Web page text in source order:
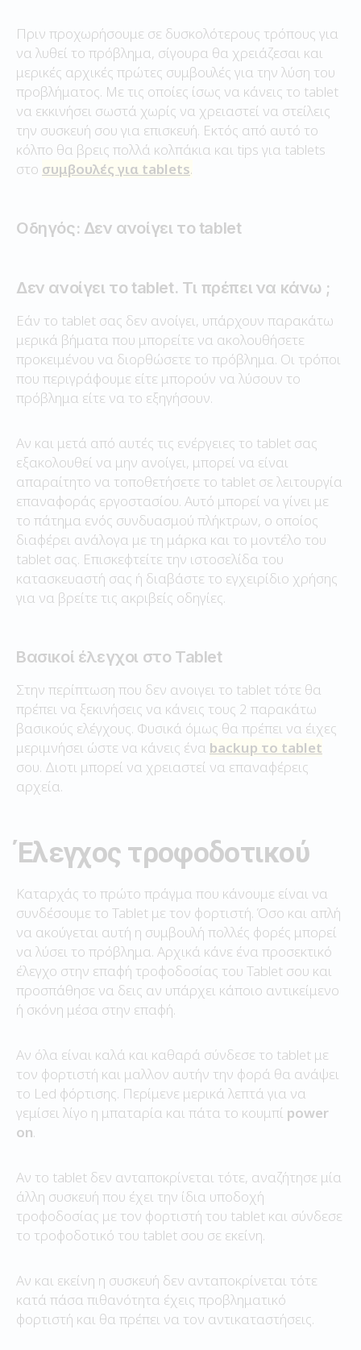
Πριν προχωρήσουμε σε δυσκολότερους τρόπους για
να λυθεί το πρόβλημα, σίγουρα θα χρειάζεσαι και
μερικές αρχικές πρώτες συμβουλές για την λύση του
προβλήματος. Με τις οποίες ίσως να κάνεις το tablet
να εκκινήσει σωστά χωρίς να χρειαστεί να στείλεις
την συσκευή σου για επισκευή. Εκτός από αυτό το
κόλπο θα βρεις πολλά κολπάκια και tips για tablets
στο συμβουλές για tablets.
Οδηγός: Δεν ανοίγει το tablet
Δεν ανοίγει το tablet. Τι πρέπει να κάνω ;
Εάν το tablet σας δεν ανοίγει, υπάρχουν παρακάτω
μερικά βήματα που μπορείτε να ακολουθήσετε
προκειμένου να διορθώσετε το πρόβλημα. Οι τρόποι
που περιγράφουμε είτε μπορούν να λύσουν το
πρόβλημα είτε να το εξηγήσουν.
Αν και μετά από αυτές τις ενέργειες το tablet σας
εξακολουθεί να μην ανοίγει, μπορεί να είναι
απαραίτητο να τοποθετήσετε το tablet σε λειτουργία
επαναφοράς εργοστασίου. Αυτό μπορεί να γίνει με
το πάτημα ενός συνδυασμού πλήκτρων, ο οποίος
διαφέρει ανάλογα με τη μάρκα και το μοντέλο του
tablet σας. Επισκεφτείτε την ιστοσελίδα του
κατασκευαστή σας ή διαβάστε το εγχειρίδιο χρήσης
για να βρείτε τις ακριβείς οδηγίες.
Βασικοί έλεγχοι στο Tablet
Στην περίπτωση που δεν ανοιγει το tablet τότε θα
πρέπει να ξεκινήσεις να κάνεις τους 2 παρακάτω
βασικούς ελέγχους. Φυσικά όμως θα πρέπει να έιχες
μεριμνήσει ώστε να κάνεις ένα backup το tablet
σου. Διοτι μπορεί να χρειαστεί να επαναφέρεις
αρχεία.
Έλεγχος τροφοδοτικού
Καταρχάς το πρώτο πράγμα που κάνουμε είναι να
συνδέσουμε το Tablet με τον φορτιστή. Όσο και απλή
να ακούγεται αυτή η συμβουλή πολλές φορές μπορεί
να λύσει το πρόβλημα. Αρχικά κάνε ένα προσεκτικό
έλεγχο στην επαφή τροφοδοσίας του Tablet σου και
προσπάθησε να δεις αν υπάρχει κάποιο αντικείμενο
ή σκόνη μέσα στην επαφή.
Αν όλα είναι καλά και καθαρά σύνδεσε το tablet με
τον φορτιστή και μαλλoν αυτήν την φορά θα ανάψει
το Led φόρτισης. Περίμενε μερικά λεπτά για να
γεμίσει λίγο η μπαταρία και πάτα το κουμπί power
on.
Αν το tablet δεν ανταποκρίνεται τότε, αναζήτησε μία
άλλη συσκευή που έχει την ίδια υποδοχή
τροφοδοσίας με τον φορτιστή του tablet και σύνδεσε
το τροφοδοτικό του tablet σου σε εκείνη.
Αν και εκείνη η συσκευή δεν ανταποκρίνεται τότε
κατά πάσα πιθανότητα έχεις προβληματικό
φορτιστή και θα πρέπει να τον αντικαταστήσεις.